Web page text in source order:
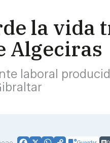
la vida
Algeciras
laboral